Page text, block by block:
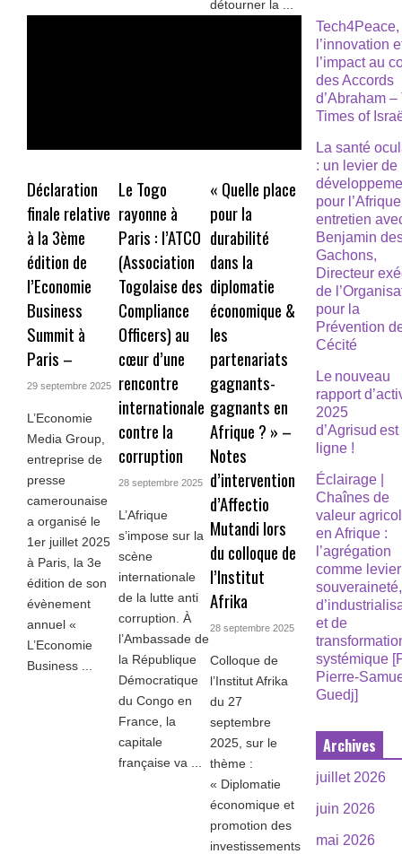
détourner la ...
Déclaration
finale relative
à la 3ème
édition de
l’Economie
Business
Summit à
Paris –
29 septembre 2025
L’Economie
Media Group,
entreprise de
presse
camerounaise
a organisé le
1er juillet 2025
à Paris, la 3e
édition de son
évènement
annuel «
L’Economie
Business ...
Le Togo
rayonne à
Paris : l’ATCO
(Association
Togolaise des
Compliance
Officers) au
cœur d’une
rencontre
internationale
contre la
corruption
28 septembre 2025
L’Afrique
s’impose sur la
scène
internationale
de la lutte anti
corruption. À
l’Ambassade de
la République
Démocratique
du Congo en
France, la
capitale
française va ...
« Quelle place
pour la
durabilité
dans la
diplomatie
économique &
les
partenariats
gagnants-
gagnants en
Afrique ? » –
Notes
d’intervention
d’Affectio
Mutandi lors
du colloque de
l’Institut
Afrika
28 septembre 2025
Colloque de
l’Institut Afrika
du 27
septembre
2025, sur le
thème :
« Diplomatie
économique et
promotion des
investissements
Tech4Peace,
l’innovation
l’impact au
des Accords
d’Abraham –
Times of
La santé
: un levier de
pour
entretien
Benjamin
Gachons,
Directeur
de
pour la
Prévention
Cécité
Le nouveau
rapport
2025
d’Agrisud
ligne !
Éclairage |
Chaînes de
valeur
en Afrique :
l’agrégation
comme
souveraineté,
et de
systémique
Pierre-
Guedj]
Archives
juillet 2026
juin 2026
mai 2026